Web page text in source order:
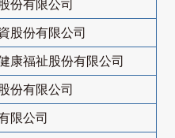
份有限公司
股份有限公司
康福祉股份有限公司
份有限公司
限公司